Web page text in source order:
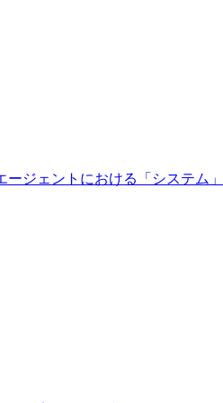
ージェントにおける「システム